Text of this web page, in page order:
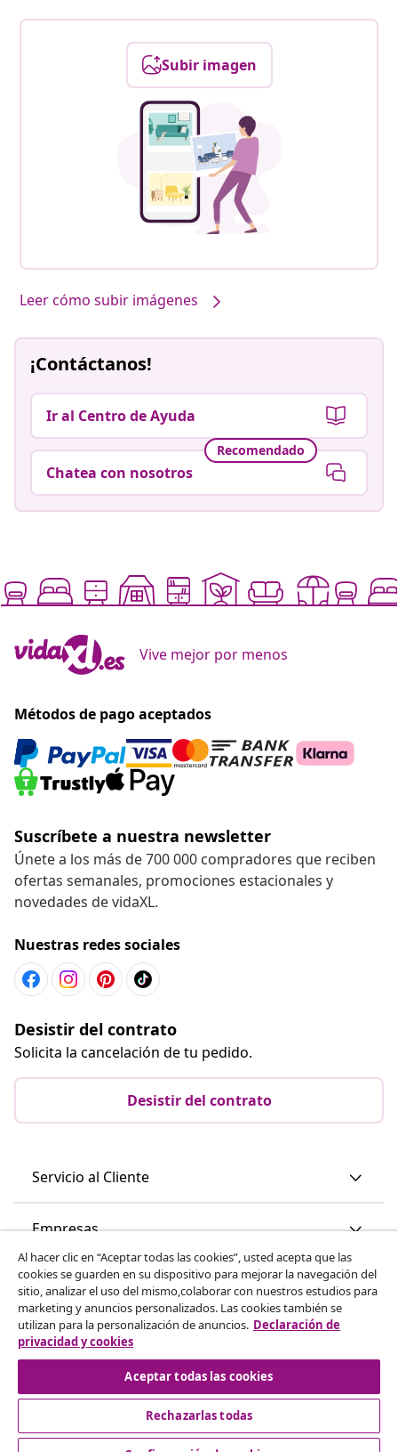
Subir imagen
Leer cómo subir imágenes
¡Contáctanos!
Ir al Centro de Ayuda
Recomendado
Chatea con nosotros
Vive mejor por menos
Métodos de pago aceptados
Suscríbete a nuestra newsletter
Únete a los más de 700 000 compradores que reciben
ofertas semanales, promociones estacionales y
novedades de vidaXL.
Nuestras redes sociales
Desistir del contrato
Solicita la cancelación de tu pedido.
Desistir del contrato
Servicio al Cliente
Empresas
vidaXL
Descubre mas
Al hacer clic en “Aceptar todas las cookies”, usted acepta que las
cookies se guarden en su dispositivo para mejorar la navegación del
sitio, analizar el uso del mismo,colaborar con nuestros estudios para
marketing y anuncios personalizados. Las cookies también se
utilizan para la personalización de anuncios. Declaración de
privacidad y cookies
Aceptar todas las cookies
Rechazarlas todas